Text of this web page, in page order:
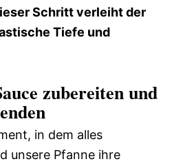
Schritt verleiht der
Tiefe und
zubereiten und
in dem alles
unsere Pfanne ihre